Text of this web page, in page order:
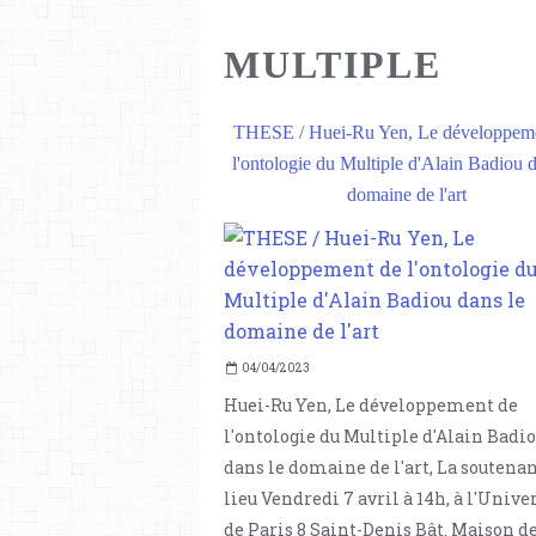
MULTIPLE
THESE / Huei-Ru Yen, Le
l'ontologie du Multiple d'Alain Badiou
domaine de l'art
04/04/2023
Huei-Ru Yen, Le développement de
l'ontologie du Multiple d'Alain
dans le domaine de l'art, La
lieu Vendredi 7 avril à 14h, à
de Paris 8 Saint-Denis Bât. Maison